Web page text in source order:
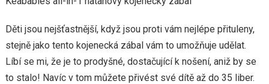
Děti jsou nejšťastnější, když jsou proti vám nejlépe přituleny,
stejně jako tento kojenecká zábal vám to umožňuje udělat.
Líbí se mi, že je to prodyšné, dostačující k nošení, aniž by se
to stalo! Navíc v tom můžete přivést své dítě až do 35 liber.